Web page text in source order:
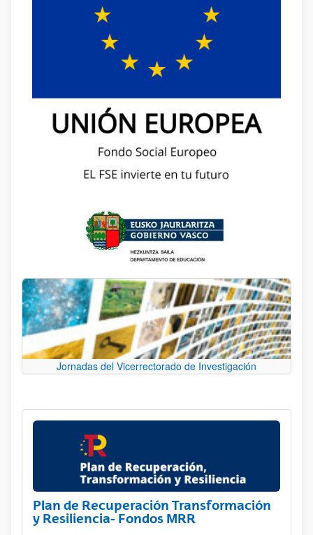
Jornadas del Vicerrectorado de Investigación
Plan de Recuperación Transformación
y Resiliencia- Fondos MRR